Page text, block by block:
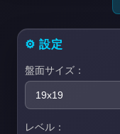
⚙️ 設定
盤面サイズ：
レベル：